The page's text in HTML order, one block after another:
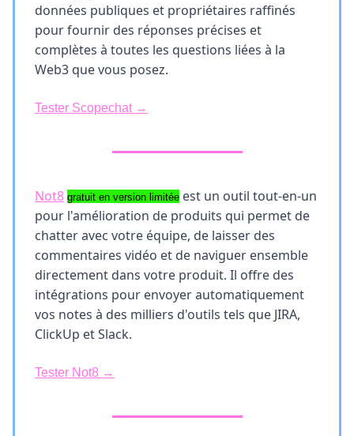
données publiques et propriétaires raffinés
pour fournir des réponses précises et
complètes à toutes les questions liées à la
Web3 que vous posez.
Tester Scopechat →
Not8 gratuit en version limitée est un outil tout-en-un
pour l'amélioration de produits qui permet de
chatter avec votre équipe, de laisser des
commentaires vidéo et de naviguer ensemble
directement dans votre produit. Il offre des
intégrations pour envoyer automatiquement
vos notes à des milliers d'outils tels que JIRA,
ClickUp et Slack.
Tester Not8 →